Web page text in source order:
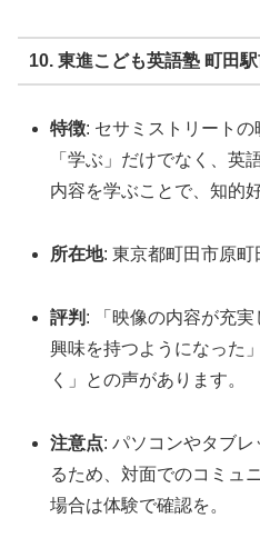
10. 東進こども英語塾 町田
特徴: セサミストリート
「学ぶ」だけでなく、英
内容を学ぶことで、知的
所在地: 東京都町田市原
評判 : 「映像の内容が充
興味を持つようになった
く」との声があります。
注意点: パソコンやタブ
るため、対面でのコミュ
場合は体験で確認を。